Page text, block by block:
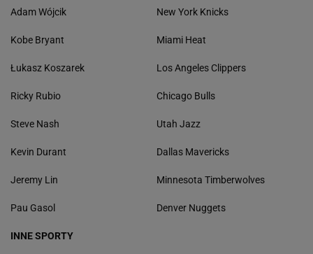
Adam Wójcik
Kobe Bryant
Łukasz Koszarek
Ricky Rubio
Steve Nash
Kevin Durant
Jeremy Lin
Pau Gasol
New York Knicks
Miami Heat
Los Angeles Clippers
Chicago Bulls
Utah Jazz
Dallas Mavericks
Minnesota Timberwolves
Denver Nuggets
INNE SPORTY